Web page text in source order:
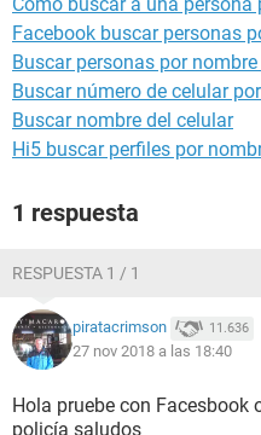
Facebook buscar personas
Buscar personas por
Buscar número de celular
Buscar nombre del celular
Hi5 buscar perfiles por
1 respuesta
RESPUESTA 1 / 1
piratacrimson 11.636
27 nov 2018 a las 18:40
Hola pruebe con Facesbook
policía saludos